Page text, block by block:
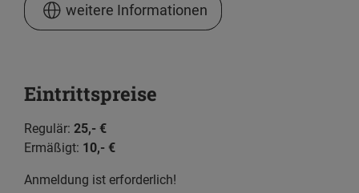
weitere Informationen
Eintrittspreise
Regulär: 25,- €
Ermäßigt: 10,- €
Anmeldung ist erforderlich!